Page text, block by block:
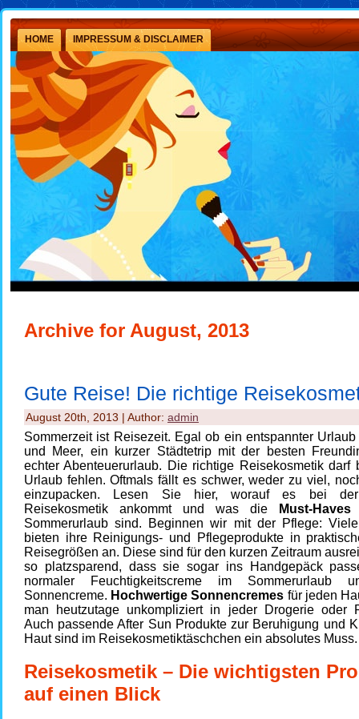
HOME IMPRESSUM & DISCLAIMER
Archive for August, 2013
Gute Reise! Die richtige
August 20th, 2013 | Author: admin
Sommerzeit ist Reisezeit. Egal ob ein entspannter
und Meer, ein kurzer Städtetrip mit der besten
echter Abenteuerurlaub. Die richtige Reisekosmetik darf
Urlaub fehlen. Oftmals fällt es schwer, weder zu viel,
einzupacken. Lesen Sie hier, worauf es bei der
Reisekosmetik ankommt und was die
Must-Haves
Sommerurlaub sind. Beginnen wir mit der Pflege:
bieten ihre Reinigungs- und Pflegeprodukte in
Reisegrößen an. Diese sind für den kurzen Zeitraum
so platzsparend, dass sie sogar ins Handgepäck
normaler Feuchtigkeitscreme im Sommerurlaub
Sonnencreme. Hochwertige Sonnencremes für jeden
man heutzutage unkompliziert in jeder Drogerie oder
Auch passende After Sun Produkte zur Beruhigung und
Haut sind im Reisekosmetiktäschchen ein absolutes Muss.
Reisekosmetik – Die wichtigsten
auf einen Blick